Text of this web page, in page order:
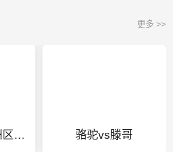
更多 >>
2022世界杯非洲区预选赛集锦视频 骆驼vs滕哥